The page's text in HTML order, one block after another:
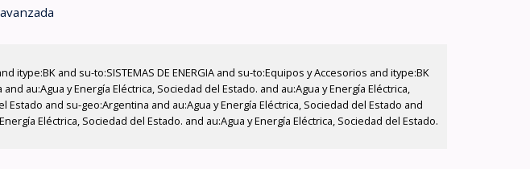
and su-to:SISTEMAS DE ENERGIA and su-to:Equipos y Accesorios and itype:BK
au:Agua y Energía Eléctrica, Sociedad del Estado. and au:Agua y Energía Eléctrica,
and su-geo:Argentina and au:Agua y Energía Eléctrica, Sociedad del Estado and
Eléctrica, Sociedad del Estado. and au:Agua y Energía Eléctrica, Sociedad del Estado.